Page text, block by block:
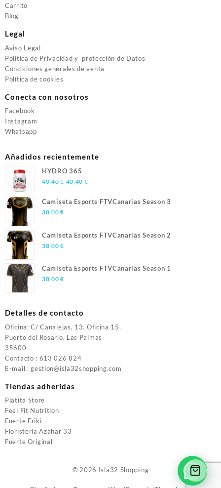
Carrito
Blog
Legal
Aviso Legal
Política de Privacidad y protección de Datos
Condiciones generales de venta
Política de cookies
Conecta con nosotros
Facebook
Instagram
Whatsapp
Añadidos recientemente
HYDRO 365
40,40€ 40,40 €
Camiseta Esports FTVCanarias Season 3
38,00€
Camiseta Esports FTVCanarias Season 2
38,00€
Camiseta Esports FTVCanarias Season 1
38,00€
Detalles de contacto
Oficina: C/ Canalejas, 13. Oficina 15,
Puerto del Rosario, Las Palmas
35600
Contacto : 613 026 824
E-mail : gestion@isla32shopping.com
Tiendas adheridas
Platita Store
Feel Fit Nutrition
Fuerte Friki
Floristería Azahar 33
Fuerte Original
© 2026 Isla32 Shopping